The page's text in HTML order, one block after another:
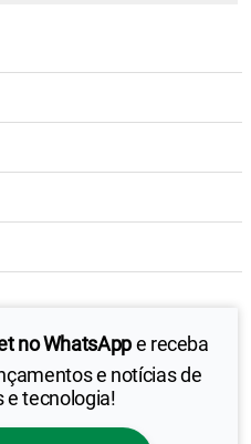
no WhatsAppe receba
e notícias de
e tecnologia!